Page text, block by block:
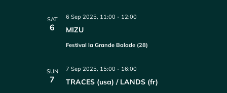
SAT
6 MIZU
6 Sep 2025, 11:00 - 12:00
Festival la Grande Balade (28)
SUN
7 TRACES (usa) / LANDS (fr)
7 Sep 2025, 15:00 - 16:00